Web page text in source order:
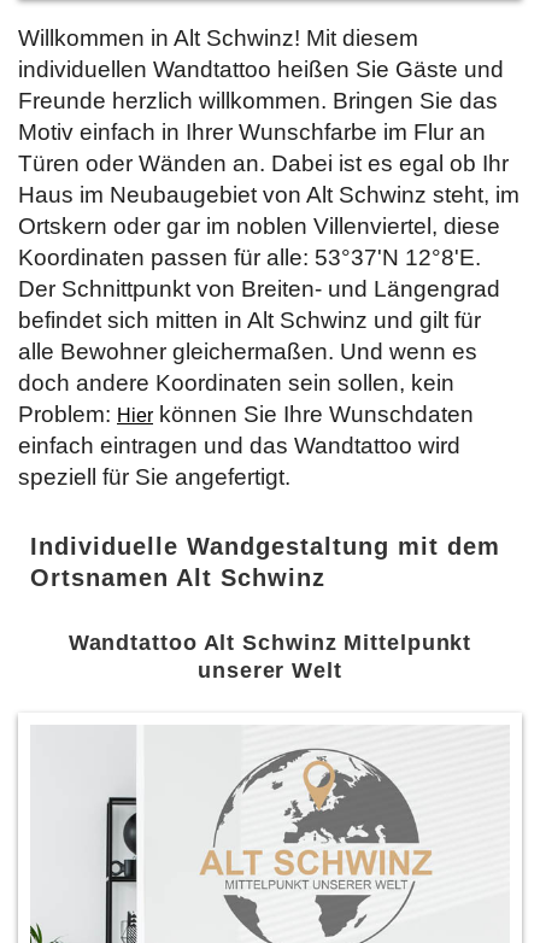
Willkommen in Alt Schwinz! Mit diesem
individuellen Wandtattoo heißen Sie Gäste und
Freunde herzlich willkommen. Bringen Sie das
Motiv einfach in Ihrer Wunschfarbe im Flur an
Türen oder Wänden an. Dabei ist es egal ob Ihr
Haus im Neubaugebiet von Alt Schwinz steht, im
Ortskern oder gar im noblen Villenviertel, diese
Koordinaten passen für alle: 53°37'N 12°8'E.
Der Schnittpunkt von Breiten- und Längengrad
befindet sich mitten in Alt Schwinz und gilt für
alle Bewohner gleichermaßen. Und wenn es
doch andere Koordinaten sein sollen, kein
Problem: Hier können Sie Ihre Wunschdaten
einfach eintragen und das Wandtattoo wird
speziell für Sie angefertigt.
Individuelle Wandgestaltung mit dem
Ortsnamen Alt Schwinz
Wandtattoo Alt Schwinz Mittelpunkt
unserer Welt